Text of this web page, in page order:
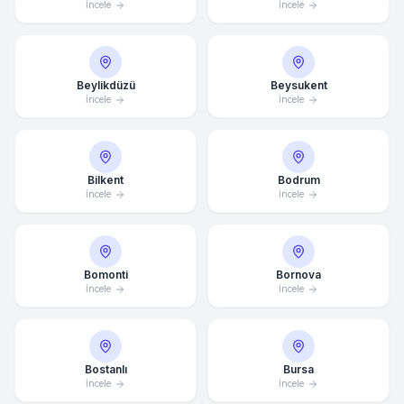
İncele İncele
Beylikdüzü
İncele
Beysukent
İncele
Bilkent
İncele
Bodrum
İncele
Bomonti
İncele
Bornova
İncele
Bostanlı
İncele
Bursa
İncele